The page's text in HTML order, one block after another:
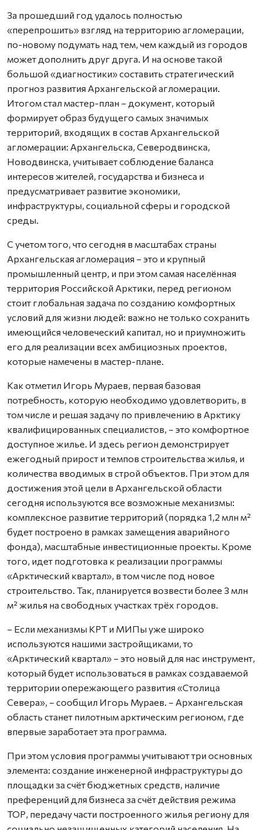
За прошедший год удалось полностью
«перепрошить» взгляд на территорию агломерации,
по-новому подумать над тем, чем каждый из городов
может дополнить друг друга. И на основе такой
большой «диагностики» составить стратегический
прогноз развития Архангельской агломерации.
Итогом стал мастер-план – документ, который
формирует образ будущего самых значимых
территорий, входящих в состав Архангельской
агломерации: Архангельска, Северодвинска,
Новодвинска, учитывает соблюдение баланса
интересов жителей, государства и бизнеса и
предусматривает развитие экономики,
инфраструктуры, социальной сферы и городской
среды.
С учетом того, что сегодня в масштабах страны
Архангельская агломерация – это и крупный
промышленный центр, и при этом самая населённая
территория Российской Арктики, перед регионом
стоит глобальная задача по созданию комфортных
условий для жизни людей: важно не только сохранить
имеющийся человеческий капитал, но и приумножить
его для реализации всех амбициозных проектов,
которые намечены в мастер-плане.
Как отметил Игорь Мураев, первая базовая
потребность, которую необходимо удовлетворить, в
том числе и решая задачу по привлечению в Арктику
квалифицированных специалистов, – это комфортное
доступное жилье. И здесь регион демонстрирует
ежегодный прирост и темпов строительства жилья, и
количества вводимых в строй объектов. При этом для
достижения этой цели в Архангельской области
сегодня используются все возможные механизмы:
комплексное развитие территорий (порядка 1,2 млн м²
будет построено в рамках замещения аварийного
фонда), масштабные инвестиционные проекты. Кроме
того, идет подготовка к реализации программы
«Арктический квартал», в том числе под новое
строительство. Так, планируется возвести более 3 млн
м² жилья на свободных участках трёх городов.
– Если механизмы КРТ и МИПы уже широко
используются нашими застройщиками, то
«Арктический квартал» – это новый для нас инструмент,
который будет использоваться в рамках создаваемой
территории опережающего развития «Столица
Севера», – сообщил Игорь Мураев. – Архангельская
область станет пилотным арктическим регионом, где
впервые заработает эта программа.
При этом условия программы учитывают три основных
элемента: создание инженерной инфраструктуры до
площадки за счёт бюджетных средств, наличие
преференций для бизнеса за счёт действия режима
ТОР, передачу части построенного жилья региону для